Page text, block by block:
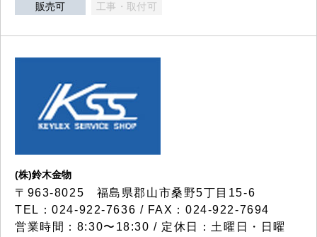
販売可 工事・取付可
(株)鈴木金物
〒963-8025 福島県郡山市桑野5丁目15-6
TEL：024-922-7636 / FAX：024-922-7694
営業時間：8:30〜18:30 / 定休日：土曜日・日曜